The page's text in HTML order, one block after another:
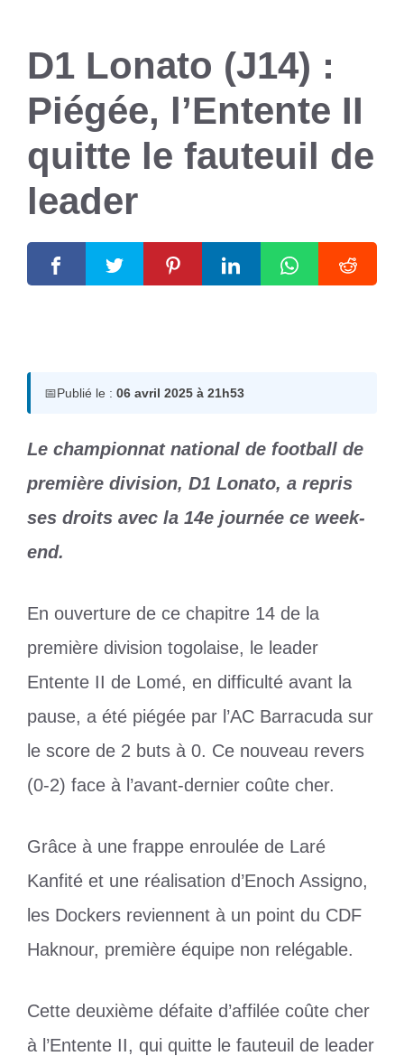
D1 Lonato (J14) :
Piégée, l’Entente II
quitte le fauteuil de
leader
📅Publié le : 06 avril 2025 à 21h53
Le championnat national de football de
première division, D1 Lonato, a repris
ses droits avec la 14e journée ce week-
end.
En ouverture de ce chapitre 14 de la
première division togolaise, le leader
Entente II de Lomé, en difficulté avant la
pause, a été piégée par l’AC Barracuda sur
le score de 2 buts à 0. Ce nouveau revers
(0-2) face à l’avant-dernier coûte cher.
Grâce à une frappe enroulée de Laré
Kanfité et une réalisation d’Enoch Assigno,
les Dockers reviennent à un point du CDF
Haknour, première équipe non relégable.
Cette deuxième défaite d’affilée coûte cher
à l’Entente II, qui quitte le fauteuil de leader